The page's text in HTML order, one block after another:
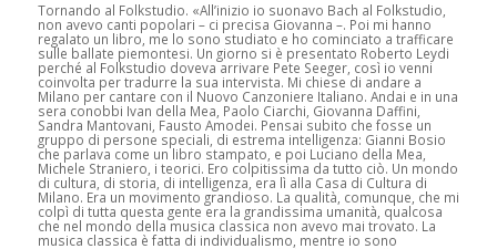
Tornando al Folkstudio. «All’inizio io suonavo Bach al Folkstudio,
non avevo canti popolari – ci precisa Giovanna –. Poi mi hanno
regalato un libro, me lo sono studiato e ho cominciato a trafficare
sulle ballate piemontesi. Un giorno si è presentato Roberto Leydi
perché al Folkstudio doveva arrivare Pete Seeger, così io venni
coinvolta per tradurre la sua intervista. Mi chiese di andare a
Milano per cantare con il Nuovo Canzoniere Italiano. Andai e in una
sera conobbi Ivan della Mea, Paolo Ciarchi, Giovanna Daffini,
Sandra Mantovani, Fausto Amodei. Pensai subito che fosse un
gruppo di persone speciali, di estrema intelligenza: Gianni Bosio
che parlava come un libro stampato, e poi Luciano della Mea,
Michele Straniero, i teorici. Ero colpitissima da tutto ciò. Un mondo
di cultura, di storia, di intelligenza, era lì alla Casa di Cultura di
Milano. Era un movimento grandioso. La qualità, comunque, che mi
colpì di tutta questa gente era la grandissima umanità, qualcosa
che nel mondo della musica classica non avevo mai trovato. La
musica classica è fatta di individualismo, mentre io sono